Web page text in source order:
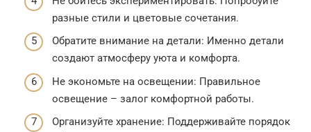
разные стили и цветовые сочетания.
Обратите внимание на детали: Именно детали
создают атмосферу уюта и комфорта.
Не экономьте на освещении: Правильное
освещение – залог комфортной работы.
Организуйте хранение: Поддерживайте порядок